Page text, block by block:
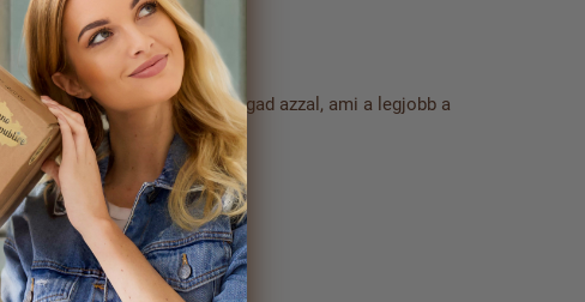
fehérjét. Kényeztesd magad azzal, ami a legjobb a